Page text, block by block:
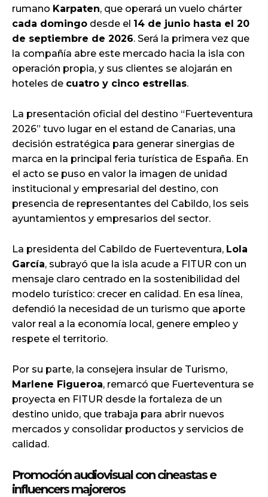
rumano Karpaten, que operará un vuelo chárter
cada domingo desde el 14 de junio hasta el 20
de septiembre de 2026. Será la primera vez que
la compañía abre este mercado hacia la isla con
operación propia, y sus clientes se alojarán en
hoteles de cuatro y cinco estrellas.
La presentación oficial del destino “Fuerteventura
2026” tuvo lugar en el estand de Canarias, una
decisión estratégica para generar sinergias de
marca en la principal feria turística de España. En
el acto se puso en valor la imagen de unidad
institucional y empresarial del destino, con
presencia de representantes del Cabildo, los seis
ayuntamientos y empresarios del sector.
La presidenta del Cabildo de Fuerteventura, Lola
García, subrayó que la isla acude a FITUR con un
mensaje claro centrado en la sostenibilidad del
modelo turístico: crecer en calidad. En esa línea,
defendió la necesidad de un turismo que aporte
valor real a la economía local, genere empleo y
respete el territorio.
Por su parte, la consejera insular de Turismo,
Marlene Figueroa, remarcó que Fuerteventura se
proyecta en FITUR desde la fortaleza de un
destino unido, que trabaja para abrir nuevos
mercados y consolidar productos y servicios de
calidad.
Promoción audiovisual con cineastas e
influencers majoreros